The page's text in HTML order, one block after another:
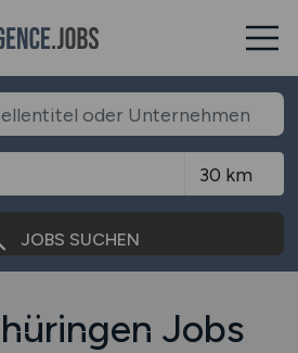
JOBS SUCHEN
Jobs